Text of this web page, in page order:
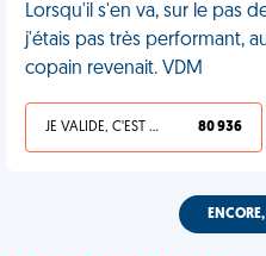
Lorsqu'il s'en va, sur le pas
j'étais pas très performant,
copain revenait. VDM
JE VALIDE, C'EST UNE VDM 80 936